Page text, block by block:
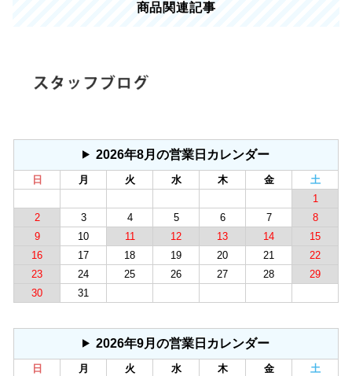
商品関連記事
2026年8月の営業日カレンダー
日 月 火 水 木 金
土
1
2
3 4 5 6 7
8
9
10 11 12 13 14
15
16
17 18 19 20 21
22
23
24 25 26 27 28
29
30
31
2026年9月の営業日カレンダー
日 月 火 水 木 金
土